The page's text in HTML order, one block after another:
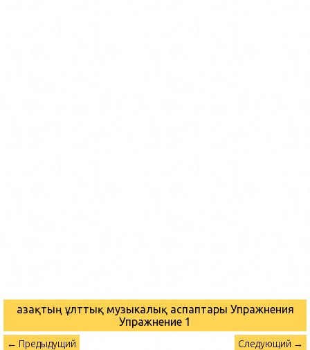
Қазақтың ұлттық музыкалық аспаптары Упражнения
Упражнение 1
← Предыдущий Следующий →